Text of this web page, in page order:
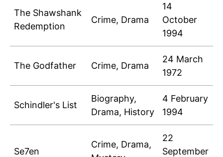
The Shawshank
Redemption
Crime, Drama
14
October
1994
The Godfather Crime, Drama
24 March
1972
Schindler's List
Biography,
Drama, History
4 February
1994
Se7en
Crime, Drama,
22
September